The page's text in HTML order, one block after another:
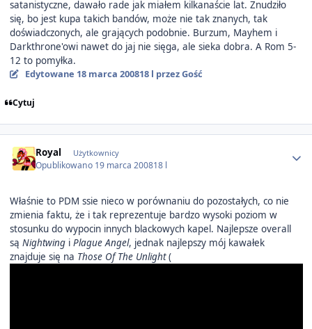
satanistyczne, dawało rade jak miałem kilkanaście lat. Znudziło
się, bo jest kupa takich bandów, może nie tak znanych, tak
doświadczonych, ale grających podobnie. Burzum, Mayhem i
Darkthrone'owi nawet do jaj nie sięga, ale sieka dobra. A Rom 5-
12 to pomyłka.
Edytowane 18 marca 200818 l przez Gość
Cytuj
Royal Użytkownicy
Opublikowano 19 marca 200818 l
Właśnie to PDM ssie nieco w porównaniu do pozostałych, co nie
zmienia faktu, że i tak reprezentuje bardzo wysoki poziom w
stosunku do wypocin innych blackowych kapel. Najlepsze overall
są Nightwingi Plague Angel, jednak najlepszy mój kawałek
znajduje się na Those Of The Unlight(